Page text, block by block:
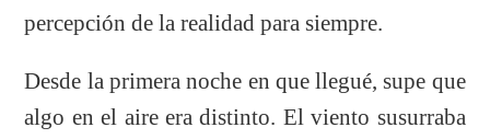
percepción de la realidad para siempre.
Desde la primera noche en que llegué, supe que
algo en el aire era distinto. El viento susurraba